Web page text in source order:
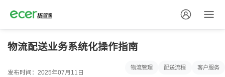
物流配送业务系统化操作指南
发布时间：2025年07月11日
物流管理 配送流程 客户服务